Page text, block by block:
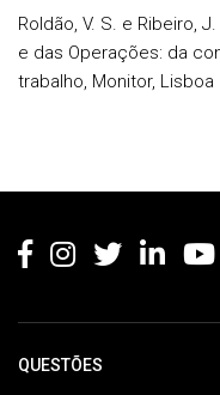
Roldão, V. S. e Ribeiro,
e das Operações: da
trabalho, Monitor, Lisboa
QUESTÕES